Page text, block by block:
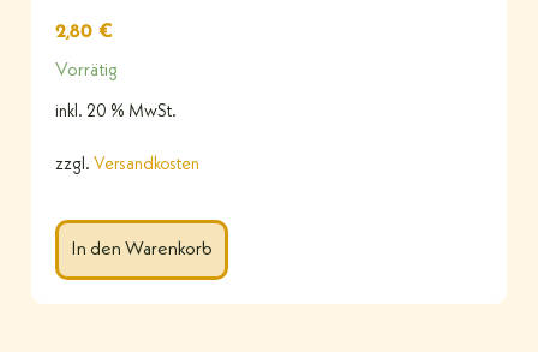
2,80 €
Vorrätig
inkl. 20 % MwSt.
zzgl. Versandkosten
In den Warenkorb